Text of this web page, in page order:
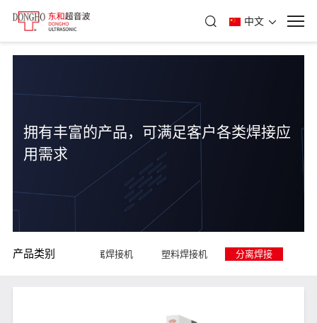
中文
拥有丰富的产品，可满足客户各类焊接应
用需求
产品类别 金属焊接机 塑料焊接机 分离焊接